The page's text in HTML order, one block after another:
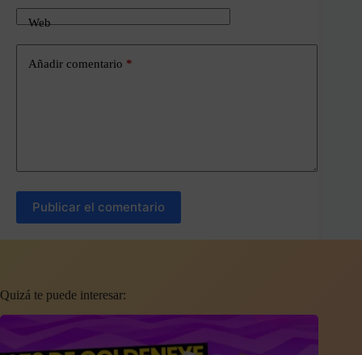
Web
Añadir comentario *
Publicar el comentario
Quizá te puede interesar: